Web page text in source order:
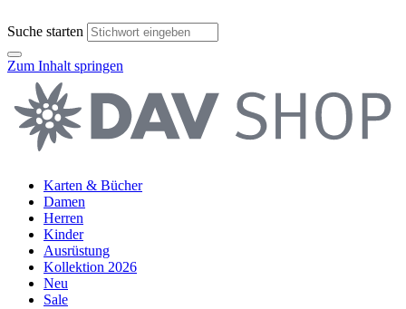
Suche starten
Zum Inhalt springen
Karten & Bücher
Damen
Herren
Kinder
Ausrüstung
Kollektion 2026
Neu
Sale